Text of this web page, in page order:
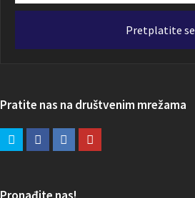
Pretplatite se
Pratite nas na društvenim mrežama